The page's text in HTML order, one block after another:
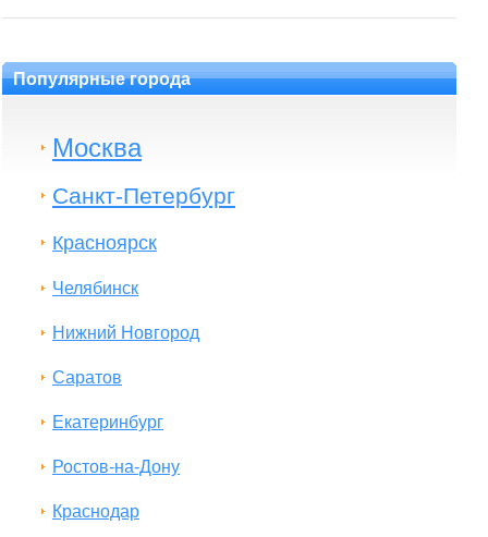
Популярные города
Москва
Санкт-Петербург
Красноярск
Челябинск
Нижний Новгород
Саратов
Екатеринбург
Ростов-на-Дону
Краснодар